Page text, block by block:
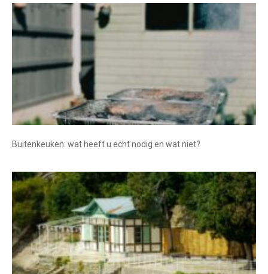
Buitenkeuken: wat heeft u echt nodig en wat niet?